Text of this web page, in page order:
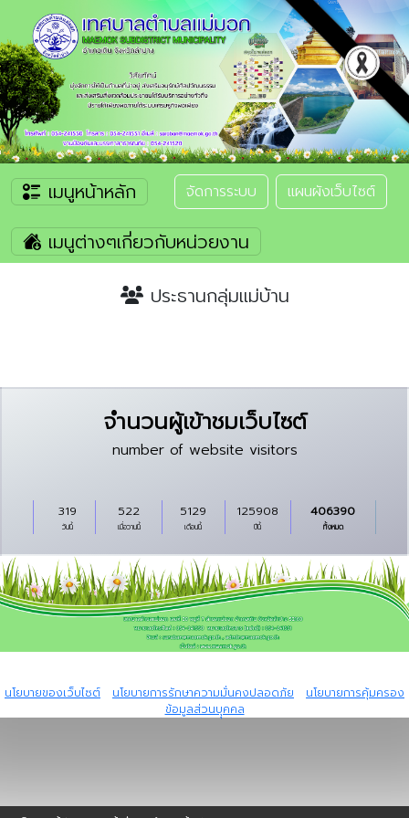
เมนูหน้าหลัก จัดการระบบ แผนผังเว็บไซต์
เมนูต่างๆเกี่ยวกับหน่วยงาน
ประธานกลุ่มแม่บ้าน
จำนวนผู้เข้าชมเว็บไซต์
number of website visitors
วันนี้
319
เมื่อวานนี้
522
เดือนนี้
5129
ปีนี้
125908
ทั้งหมด
406390
นโยบายของเว็บไซต์
นโยบายการรักษาความมั่นคงปลอดภัย
นโยบายการคุ้มครอง
ข้อมูลส่วนบุุคคล